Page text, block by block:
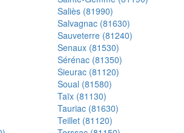
Saliès (81990)
Salvagnac (81630)
Sauveterre (81240)
Senaux (81530)
Sérénac (81350)
Sieurac (81120)
Soual (81580)
Taïx (81130)
Tauriac (81630)
Teillet (81120)